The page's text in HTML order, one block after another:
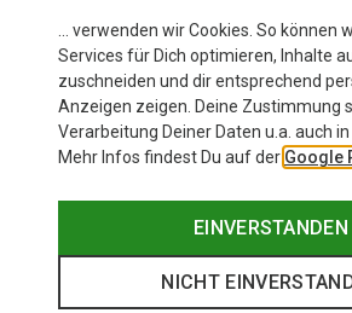
… verwenden wir Cookies. So können
Services für Dich optimieren, Inhalte
zuschneiden und dir entsprechend
Anzeigen zeigen. Deine Zustimmung
Verarbeitung Deiner Daten u.a. auch in
Mehr Infos findest Du auf der Google
EINVERSTANDEN
NICHT